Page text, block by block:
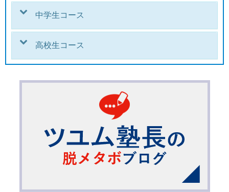
中学生コース
高校生コース